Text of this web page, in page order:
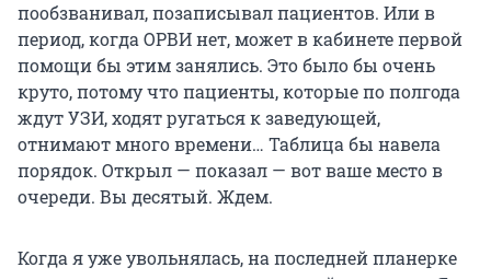
пообзванивал, позаписывал пациентов. Или в
период, когда ОРВИ нет, может в кабинете первой
помощи бы этим занялись. Это было бы очень
круто, потому что пациенты, которые по полгода
ждут УЗИ, ходят ругаться к заведующей,
отнимают много времени… Таблица бы навела
порядок. Открыл — показал — вот ваше место в
очереди. Вы десятый. Ждем.
Когда я уже увольнялась, на последней планерке